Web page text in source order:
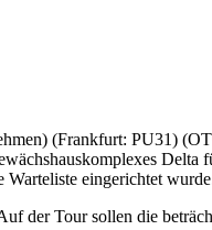
(Frankfurt: PU31)
Warteliste eingerichtet
der Tour sollen die